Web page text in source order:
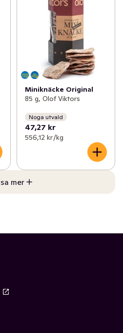
Miniknäcke Original
85 g, Olof Viktors
Noga utvald
47,27 kr
556,12 kr /kg
mer